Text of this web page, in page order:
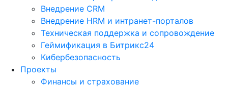
Внедрение CRM
Внедрение HRM и интранет-порталов
Техническая поддержка и сопровождение
Геймификация в Битрикс24
Кибербезопасность
Проекты
Финансы и страхование